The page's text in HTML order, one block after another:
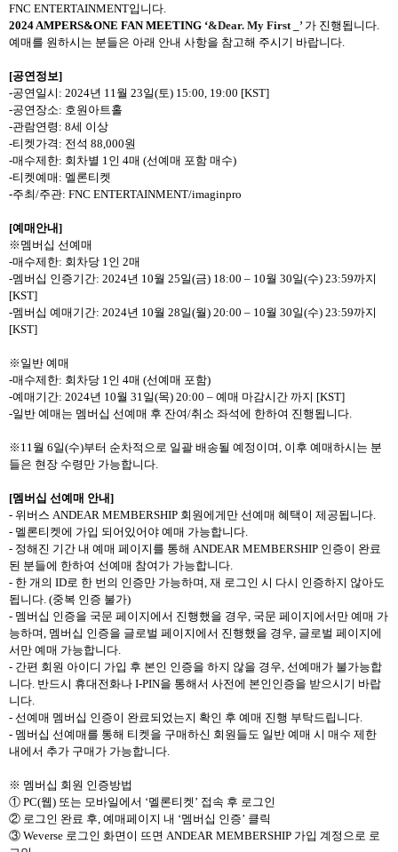
FNC ENTERTAINMENT입니다
2024 AMPERS&ONE FAN MEETING ‘&Dear. My First _’ 가 진행됩니다
예매를 원하시는 분들은 아래 안내 사항을 참고해 주시기 바랍니다
[공연정보]
-공연일시 : 2024년 11 월 23일(토) 15:00, 19:00 [KST]
-공연장소: 호원아트홀
-관람연령 : 8세 이상
-티켓가격 : 전석 88,000원
-매수제한: 회차별 1 인 4매 (선예매 포함 매수)
-티켓예매 : 멜론티켓
-주최/주관: FNC ENTERTAINMENT/imaginpro
[예매안내]
※멤버십 선예매
-매수제한: 회차당 1 인 2매
-멤버십 인증기간: 2024년 10월 25일(금) 18:00 – 10월 30일(수) 23:59까지
[KST]
-멤버십 예매기간: 2024년 10월 28일(월) 20:00 – 10월 30일(수) 23:59까지
[KST]
※일반 예매
-매수제한: 회차당 1 인 4매 (선예매 포함)
-예매기간: 2024년 10월 31 일(목) 20:00 – 예매 마감시간 까지 [KST]
-일반 예매는 멤버십 선예매 후 잔여/취소 좌석에 한하여 진행됩니다
※ 11 월 6일(수)부터 순차적으로 일괄 배송될 예정이며 이후 예매하시는 분
들은 현장 수령만 가능합니다
[멤버십 선예매 안내]
- 위버스 ANDEAR MEMBERSHIP 회원에게만 선예매 혜택이 제공됩니다
- 멜론티켓에 가입 되어있어야 예매 가능합니다
- 정해진 기간 내 예매 페이지를 통해 ANDEAR MEMBERSHIP 인증이 완료
된 분들에 한하여 선예매 참여가 가능합니다
- 한 개의 ID로 한 번의 인증만 가능하며 재 로그인 시 다시 인증하지 않아도
됩니다 . (중복 인증 불가)
- 멤버십 인증을 국문 페이지에서 진행했을 경우 국문 페이지에서만 예매 가
능하며 멤버십 인증을 글로벌 페이지에서 진행했을 경우 글로벌 페이지에
서만 예매 가능합니다
- 간편 회원 아이디 가입 후 본인 인증을 하지 않을 경우 선예매가 불가능합
니다 반드시 휴대전화나 I-PIN을 통해서 사전에 본인인증을 받으시기 바랍
니다
- 선예매 멤버십 인증이 완료되었는지 확인 후 예매 진행 부탁드립니다
- 멤버십 선예매를 통해 티켓을 구매하신 회원들도 일반 예매 시 매수 제한
내에서 추가 구매가 가능합니다
※ 멤버십 회원 인증방법
① PC(웹) 또는 모바일에서 ‘멜론티켓 ’ 접속 후 로그인
② 로그인 완료 후 예매페이지 내 ‘멤버십 인증’ 클릭
③ Weverse 로그인 화면이 뜨면 ANDEAR MEMBERSHIP 가입 계정으로 로